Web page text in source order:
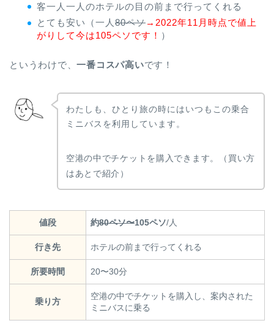
客一人一人のホテルの目の前まで行ってくれる
とても安い（一人 80ペソ→2022年11月時点で値上
がりして今は105ペソです！ ）
というわけで、一番コスパ高いです！
わたしも、ひとり旅の時にはいつもこの乗合
ミニバスを利用しています。
空港の中でチケットを購入できます。（買い方
はあとで紹介）
値段 約80ペソ〜105ペソ/人
行き先 ホテルの前まで行ってくれる
所要時間 20〜30分
乗り方
空港の中でチケットを購入し、案内された
ミニバスに乗る